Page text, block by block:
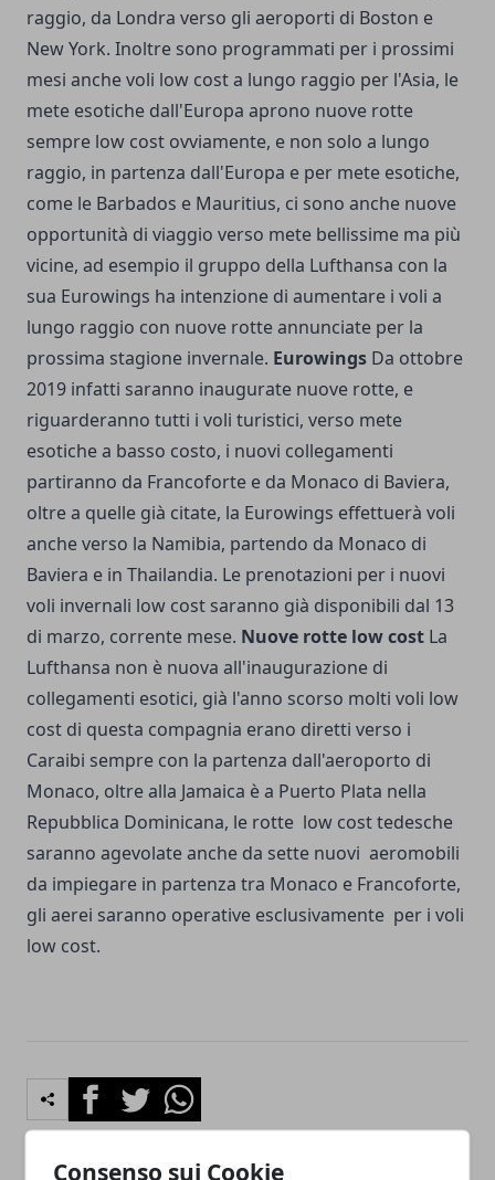
Consenso sui Cookie
raggio, da Londra verso gli aeroporti di Boston e
New York. Inoltre sono programmati per i prossimi
mesi anche voli low cost a lungo raggio per l'Asia, le
mete esotiche dall'Europa aprono nuove rotte
sempre low cost ovviamente, e non solo a lungo
raggio, in partenza dall'Europa e per mete esotiche,
come le Barbados e Mauritius, ci sono anche nuove
opportunità di viaggio verso mete bellissime ma più
vicine, ad esempio il gruppo della Lufthansa con la
sua Eurowings ha intenzione di aumentare i voli a
lungo raggio con nuove rotte annunciate per la
prossima stagione invernale. Eurowings Da ottobre
2019 infatti saranno inaugurate nuove rotte, e
riguarderanno tutti i voli turistici, verso mete
esotiche a basso costo, i nuovi collegamenti
partiranno da Francoforte e da Monaco di Baviera,
oltre a quelle già citate, la Eurowings effettuerà voli
anche verso la Namibia, partendo da Monaco di
Baviera e in Thailandia. Le prenotazioni per i nuovi
voli invernali low cost saranno già disponibili dal 13
di marzo, corrente mese. Nuove rotte low cost La
Lufthansa non è nuova all'inaugurazione di
collegamenti esotici, già l'anno scorso molti voli low
cost di questa compagnia erano diretti verso i
Caraibi sempre con la partenza dall'aeroporto di
Monaco, oltre alla Jamaica è a Puerto Plata nella
Repubblica Dominicana, le rotte low cost tedesche
saranno agevolate anche da sette nuovi aeromobili
da impiegare in partenza tra Monaco e Francoforte,
gli aerei saranno operative esclusivamente per i voli
low cost.
FacebookTwitterWhatsapp